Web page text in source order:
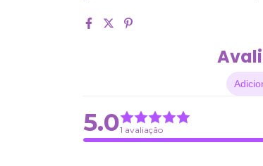
5.01 avaliação